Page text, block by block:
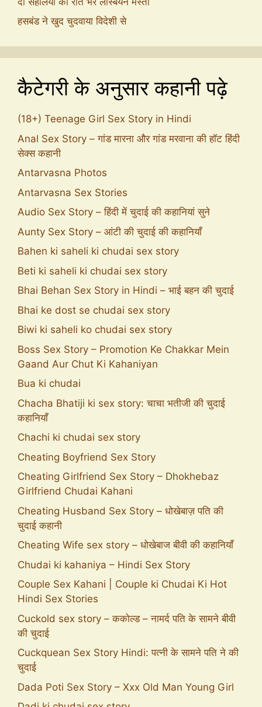
हसबंड ने खुद चुदवाया विदेशी से
कैटेगरी के अनुसार कहानी पढ़े
(18+) Teenage Girl Sex Story in Hindi
Anal Sex Story – गांड मारना और गांड मरवाना की हॉट हिंदी
सेक्स कहानी
Antarvasna Photos
Antarvasna Sex Stories
Audio Sex Story – हिंदी में चुदाई की कहानियां सुने
Aunty Sex Story – आंटी की चुदाई की कहानियाँ
Bahen ki saheli ki chudai sex story
Beti ki saheli ki chudai sex story
Bhai Behan Sex Story in Hindi – भाई बहन की चुदाई
Bhai ke dost se chudai sex story
Biwi ki saheli ko chudai sex story
Boss Sex Story – Promotion Ke Chakkar Mein
Gaand Aur Chut Ki Kahaniyan
Bua ki chudai
Chacha Bhatiji ki sex story: चाचा भतीजी की चुदाई
कहानियाँ
Chachi ki chudai sex story
Cheating Boyfriend Sex Story
Cheating Girlfriend Sex Story – Dhokhebaz
Girlfriend Chudai Kahani
Cheating Husband Sex Story – धोखेबाज़ पति की
चुदाई कहानी
Cheating Wife sex story – धोखेबाज बीवी की कहानियाँ
Chudai ki kahaniya – Hindi Sex Story
Couple Sex Kahani | Couple ki Chudai Ki Hot
Hindi Sex Stories
Cuckold sex story – ककोल्ड – नामर्द पति के सामने बीवी
की चुदाई
Cuckquean Sex Story Hindi: पत्नी के सामने पति ने की
चुदाई
Dada Poti Sex Story – Xxx Old Man Young Girl